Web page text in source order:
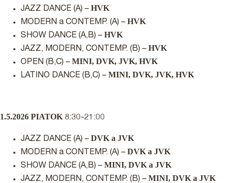
JAZZ DANCE (A) – HVK
MODERN a CONTEMP. (A) – HVK
SHOW DANCE (A,B) – HVK
JAZZ, MODERN, CONTEMP. (B) – HVK
OPEN (B,C) – MINI, DVK, JVK, HVK
LATINO DANCE (B,C) – MINI, DVK, JVK, HVK
1.5.2026 PIATOK8:30-21:00
JAZZ DANCE (A) – DVK a JVK
MODERN a CONTEMP. (A) – DVK a JVK
SHOW DANCE (A,B) – MINI, DVK a JVK
JAZZ, MODERN, CONTEMP. (B) – MINI, DVK a JVK